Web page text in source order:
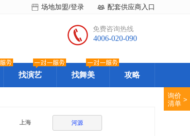
配套供应商入口
场地加盟/登录
免费咨询热线
4006-020-090
找演艺 找舞美 攻略
上海 河源
询价
清单 >